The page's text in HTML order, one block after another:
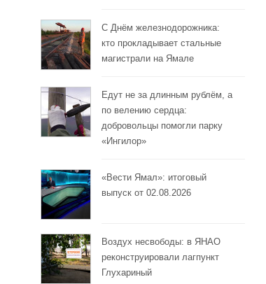
С Днём железнодорожника:
кто прокладывает стальные
магистрали на Ямале
Едут не за длинным рублём, а
по велению сердца:
добровольцы помогли парку
«Ингилор»
«Вести Ямал»: итоговый
выпуск от 02.08.2026
Воздух несвободы: в ЯНАО
реконструировали лагпункт
Глухариный